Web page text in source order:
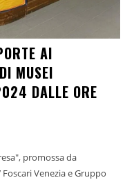
AI
MUSEI
DALLE ORE
promossa da
Venezia e Gruppo